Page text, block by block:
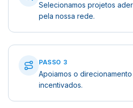
Selecionamos projetos
pela nossa rede.
PASSO 3
Apoiamos o
incentivados.